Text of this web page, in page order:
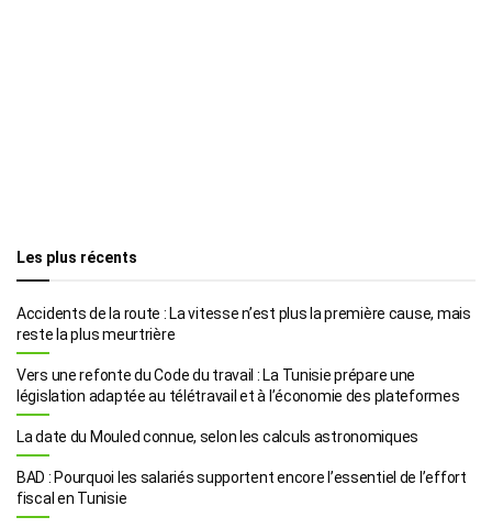
Les plus récents
Accidents de la route : La vitesse n’est plus la première cause, mais
reste la plus meurtrière
Vers une refonte du Code du travail : La Tunisie prépare une
législation adaptée au télétravail et à l’économie des plateformes
La date du Mouled connue, selon les calculs astronomiques
BAD : Pourquoi les salariés supportent encore l’essentiel de l’effort
fiscal en Tunisie